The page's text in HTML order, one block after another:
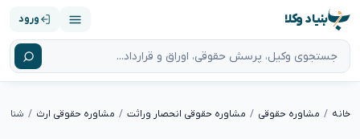
بنیاد وکلا ورود
خانه مشاوره حقوقی مشاوره حقوقی انحصار وراثت مشاوره حقوقی ارث